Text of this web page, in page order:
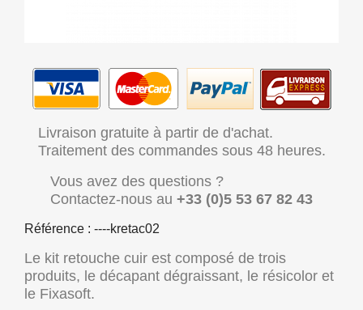
Livraison gratuite à partir de d'achat.
Traitement des commandes sous 48 heures.
Vous avez des questions ?
Contactez-nous au +33 (0)5 53 67 82 43
Référence : ----kretac02
Le kit retouche cuir est composé de trois
produits, le décapant dégraissant, le résicolor et
le Fixasoft.